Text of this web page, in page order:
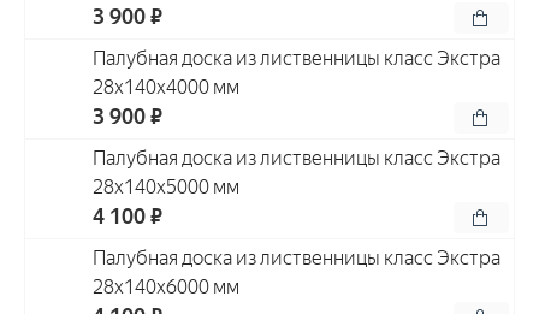
3 900 ₽
Палубная доска из лиственницы класс Экстра
28x140x4000 мм
3 900 ₽
Палубная доска из лиственницы класс Экстра
28x140x5000 мм
4 100 ₽
Палубная доска из лиственницы класс Экстра
28x140x6000 мм